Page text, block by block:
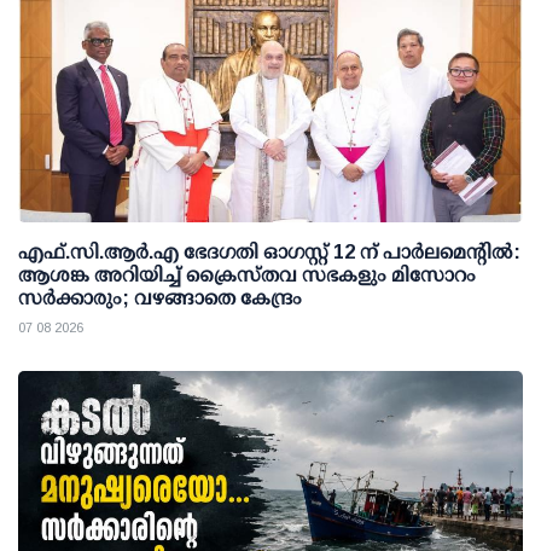
എഫ്.സി.ആര്‍.എ ഭേദഗതി ഓഗസ്റ്റ് 12 ന് പാര്‍ലമെന്റില്‍:
ആശങ്ക അറിയിച്ച് ക്രൈസ്തവ സഭകളും മിസോറം
സര്‍ക്കാരും; വഴങ്ങാതെ കേന്ദ്രം
07 08 2026